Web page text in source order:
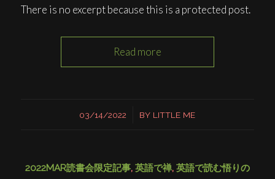
There is no excerpt because this is a protected post.
Read more
03/14/2022
/ BY LITTLE ME
2022MAR読書会限定記事, 英語で禅, 英語で読む悟りの